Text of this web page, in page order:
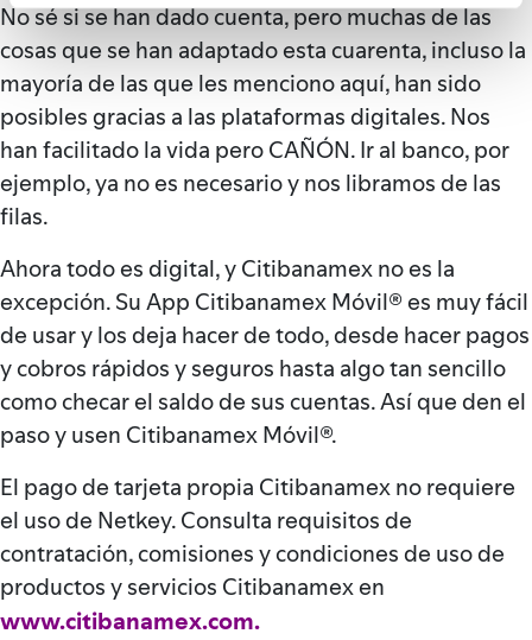
No sé si se han dado cuenta, pero muchas de las
cosas que se han adaptado esta cuarenta, incluso la
mayoría de las que les menciono aquí, han sido
posibles gracias a las plataformas digitales. Nos
han facilitado la vida pero CAÑÓN. Ir al banco, por
ejemplo, ya no es necesario y nos libramos de las
filas.
Ahora todo es digital, y Citibanamex no es la
excepción. Su App Citibanamex Móvil® es muy fácil
de usar y los deja hacer de todo, desde hacer pagos
y cobros rápidos y seguros hasta algo tan sencillo
como checar el saldo de sus cuentas. Así que den el
paso y usen Citibanamex Móvil®.
El pago de tarjeta propia Citibanamex no requiere
el uso de Netkey. Consulta requisitos de
contratación, comisiones y condiciones de uso de
productos y servicios Citibanamex en
www.citibanamex.com.